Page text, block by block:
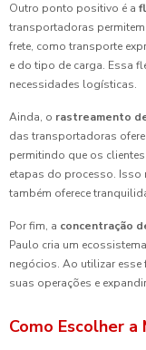
Outro ponto positivo é a
transportadoras
frete, como transporte
e do tipo de carga. Essa
necessidades logísticas.
Ainda, o rastreamento
das transportadoras
permitindo que os
etapas do processo. Isso
também oferece
Por fim, a concentração
Paulo cria um
negócios. Ao utilizar esse
suas operações e
Como Escolher